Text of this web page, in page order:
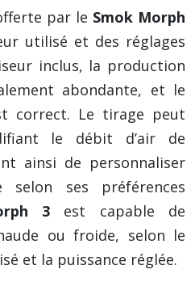
par le Smok Morph
utilisé et des réglages
inclus, la production
abondante, et le
correct. Le tirage peut
le débit d’air de
ainsi de personnaliser
selon ses préférences
3 est capable de
ou froide, selon le
et la puissance réglée.